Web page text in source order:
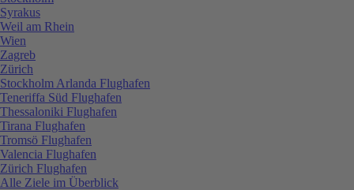
Syrakus
Weil am Rhein
Wien
Zagreb
Zürich
Stockholm Arlanda Flughafen
Teneriffa Süd Flughafen
Thessaloniki Flughafen
Tirana Flughafen
Tromsö Flughafen
Valencia Flughafen
Zürich Flughafen
Alle Ziele im Überblick